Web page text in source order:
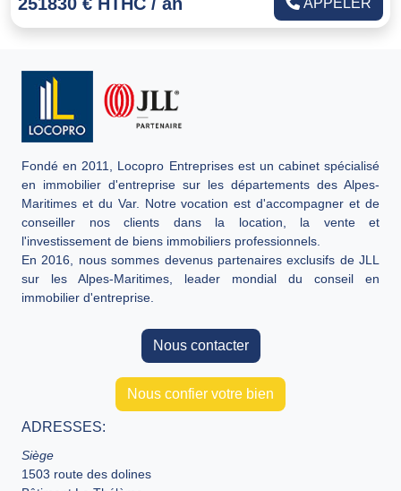
Fondé en 2011, Locopro Entreprises est un cabinet spécialisé
en immobilier d'entreprise sur les départements des Alpes-
Maritimes et du Var. Notre vocation est d'accompagner et de
conseiller nos clients dans la location, la vente et
l'investissement de biens immobiliers professionnels.
En 2016, nous sommes devenus partenaires exclusifs de JLL
sur les Alpes-Maritimes, leader mondial du conseil en
immobilier d'entreprise.
Nous contacter
Nous confier votre bien
ADRESSES:
Siège
1503 route des dolines